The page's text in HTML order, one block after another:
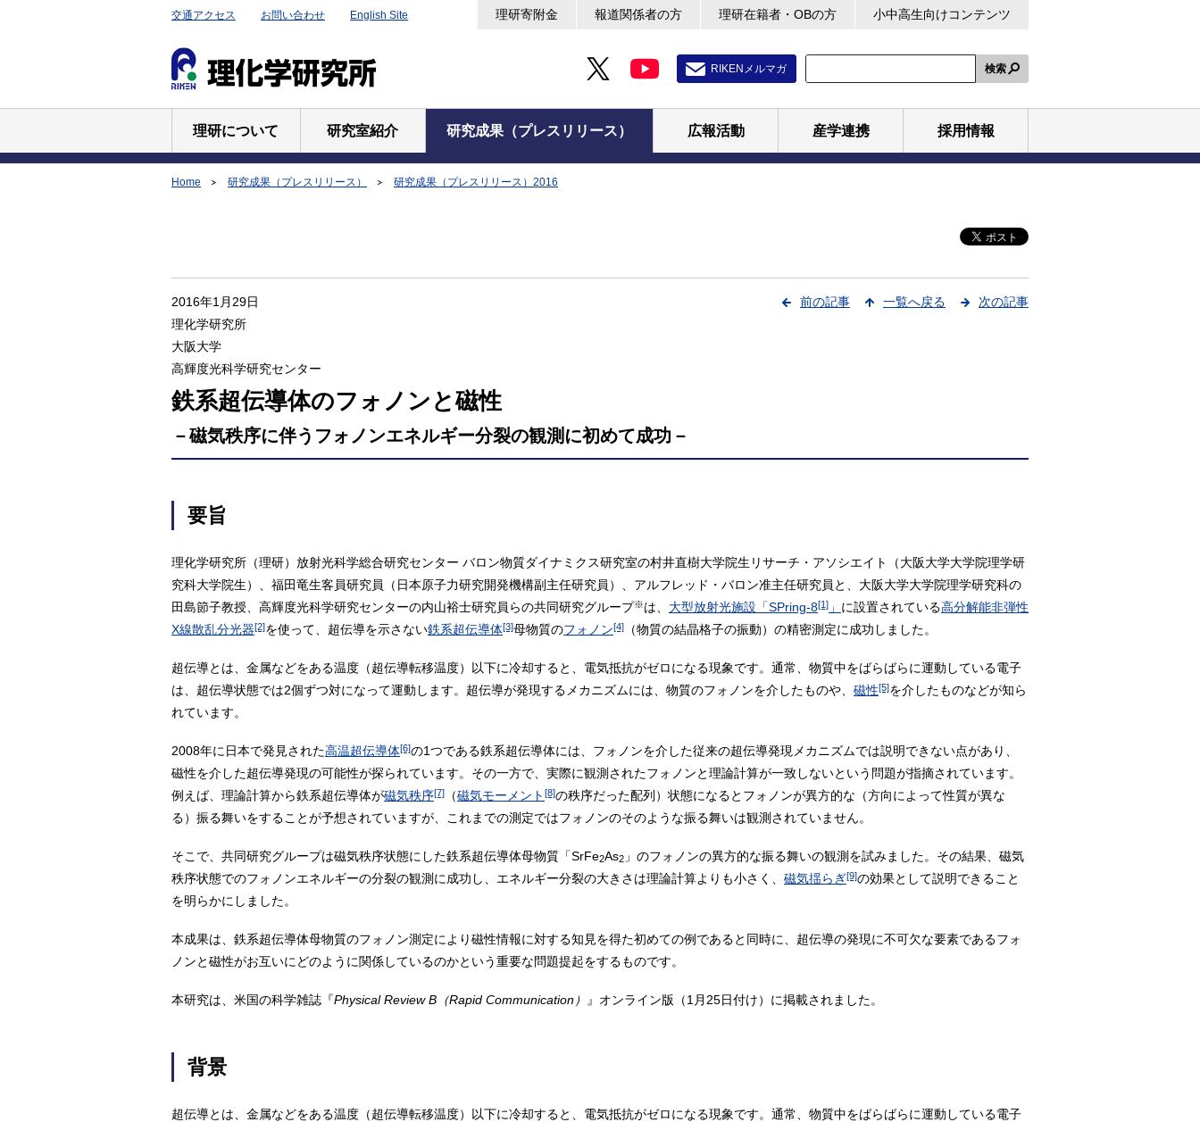
交通アクセス お問い合わせ English Site 理研寄附金 報道関係者の方 理研在籍者・OBの方 小中高生向けコンテンツ
RIKENメルマガ 検索
理研について 研究室紹介 研究成果（プレスリリース） 広報活動 産学連携 採用情報
Home 研究成果（プレスリリース） 研究成果（プレスリリース）2016
前の記事 一覧へ戻る 次の記事
2016年1月29日
理化学研究所
大阪大学
高輝度光科学研究センター
鉄系超伝導体のフォノンと磁性
－磁気秩序に伴うフォノンエネルギー分裂の観測に初めて成功－
要旨
理化学研究所（理研）放射光科学総合研究センター バロン物質ダイナミクス研究室の村井直樹大学院生リサーチ・アソシエイト（大阪大学大学院理学研
究科大学院生）、福田竜生客員研究員（日本原子力研究開発機構副主任研究員）、アルフレッド・バロン准主任研究員と、大阪大学大学院理学研究科の
田島節子教授、高輝度光科学研究センターの内山裕士研究員らの共同研究グループ※は、 大型放射光施設「SPring-8[1] 」 に設置されている高分解能非弾性
X線散乱分光器[2]を使って、超伝導を示さない鉄系超伝導体[3]母物質のフォノン[4] （物質の結晶格子の振動）の精密測定に成功しました。
超伝導とは、金属などをある温度（超伝導転移温度）以下に冷却すると、電気抵抗がゼロになる現象です。通常、物質中をばらばらに運動している電子
は、超伝導状態では2個ずつ対になって運動します。超伝導が発現するメカニズムには、物質のフォノンを介したものや、 磁性[5]を介したものなどが知ら
れています。
2008年に日本で発見された高温超伝導体[6]の1つである鉄系超伝導体には、フォノンを介した従来の超伝導発現メカニズムでは説明できない点があり、
磁性を介した超伝導発現の可能性が探られています。その一方で、実際に観測されたフォノンと理論計算が一致しないという問題が指摘されています。
例えば、理論計算から鉄系超伝導体が磁気秩序[7] （磁気モーメント [8]の秩序だった配列）状態になるとフォノンが異方的な（方向によって性質が異な
る）振る舞いをすることが予想されていますが、これまでの測定ではフォノンのそのような振る舞いは観測されていません。
そこで、共同研究グループは磁気秩序状態にした鉄系超伝導体母物質「SrFe2As2 」のフォノンの異方的な振る舞いの観測を試みました。その結果、磁気
秩序状態でのフォノンエネルギーの分裂の観測に成功し、エネルギー分裂の大きさは理論計算よりも小さく、 磁気揺らぎ[9]の効果として説明できること
を明らかにしました。
本成果は、鉄系超伝導体母物質のフォノン測定により磁性情報に対する知見を得た初めての例であると同時に、超伝導の発現に不可欠な要素であるフォ
ノンと磁性がお互いにどのように関係しているのかという重要な問題提起をするものです。
本研究は、米国の科学雑誌『Physical Review B（Rapid Communication） 』オンライン版（1月25日付け）に掲載されました。
背景
超伝導とは、金属などをある温度（超伝導転移温度）以下に冷却すると、電気抵抗がゼロになる現象です。通常、物質中をばらばらに運動している電子